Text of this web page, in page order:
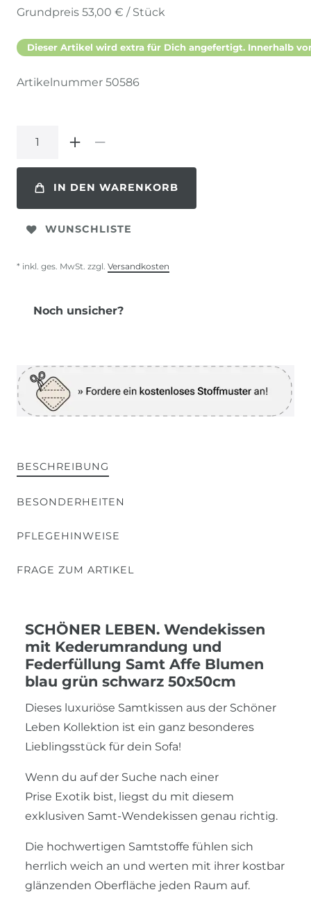
Grundpreis 53,00 € / Stück
Dieser Artikel wird extra für Dich angefertigt. Innerhalb
Artikelnummer 50586
IN DEN WARENKORB
WUNSCHLISTE
* inkl. ges. MwSt. zzgl. Versandkosten
Noch unsicher?
BESCHREIBUNG
BESONDERHEITEN
PFLEGEHINWEISE
FRAGE ZUM ARTIKEL
SCHÖNER LEBEN. Wendekissen
mit Kederumrandung und
Federfüllung Samt Affe Blumen
blau grün schwarz 50x50cm
Dieses luxuriöse Samtkissen aus der Schöner
Leben Kollektion ist ein ganz besonderes
Lieblingsstück für dein Sofa!
Wenn du auf der Suche nach einer
Prise Exotik bist, liegst du mit diesem
exklusiven Samt-Wendekissen genau richtig.
Die hochwertigen Samtstoffe fühlen sich
herrlich weich an und werten mit ihrer kostbar
glänzenden Oberfläche jeden Raum auf.